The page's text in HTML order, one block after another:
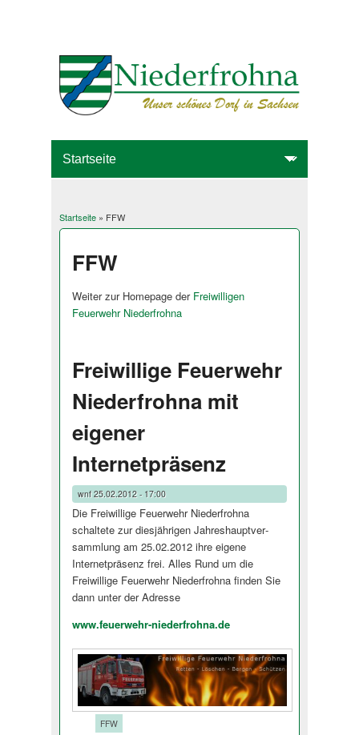
Sie sind hier
Startseite» FFW
FFW
Weiter zur Homepage der Freiwilligen
Feuerwehr Niederfrohna
Freiwillige Feuerwehr
Niederfrohna mit
eigener
Internetpräsenz
wnf25.02.2012 - 17:00
Die Freiwillige Feuerwehr Niederfrohna
schaltete zur diesjährigen Jahreshauptver­
sammlung am 25.02.2012 ihre eigene
Internetpräsenz frei. Alles Rund um die
Freiwillige Feuerwehr Niederfrohna finden Sie
dann unter der Adresse
www.feuerwehr-niederfrohna.de
FFW